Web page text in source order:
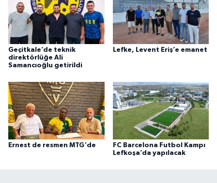
Geçitkale’de teknik
direktörlüğe Ali
Samancıoğlu getirildi
Lefke, Levent Eriş’e emanet
Ernest de resmen MTG'de
FC Barcelona Futbol Kampı
Lefkoşa’da yapılacak